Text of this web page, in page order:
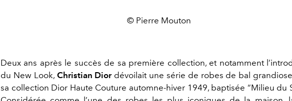
© Pierre Mouton
Deux ans après le succès de sa première collection, et notamment
du New Look, Christian Diordévoilait une série de robes de bal
sa collection Dior Haute Couture automne-hiver 1949, baptisée “Milieu du